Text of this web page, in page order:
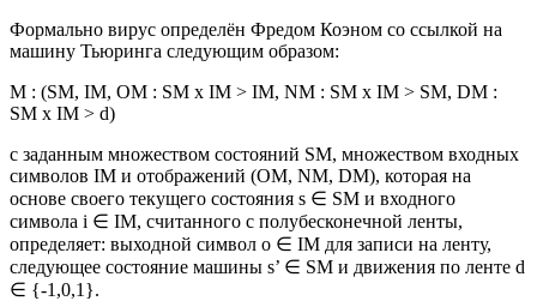
Формально вирус определён Фредом Коэном со ссылкой на
машину Тьюринга следующим образом:
M : (SM, IM, OM : SM x IM > IM, NM : SM x IM > SM, DM :
SM x IM > d)
с заданным множеством состояний SM, множеством входных
символов IM и отображений (OM, NM, DM), которая на
основе своего текущего состояния s ∈ SM и входного
символа i ∈ IM, считанного с полубесконечной ленты,
определяет: выходной символ o ∈ IM для записи на ленту,
следующее состояние машины s’ ∈ SM и движения по ленте d
∈ {-1,0,1}.